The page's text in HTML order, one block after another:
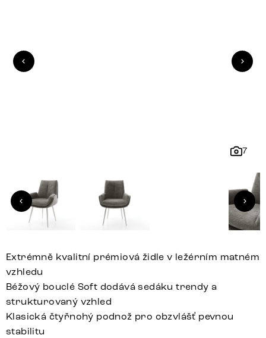
7
Extrémně kvalitní prémiová židle v ležérním matném
vzhledu
Béžový bouclé Soft dodává sedáku trendy a
strukturovaný vzhled
Klasická čtyřnohý podnož pro obzvlášť pevnou
stabilitu